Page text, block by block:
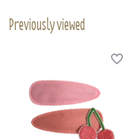
Previously viewed